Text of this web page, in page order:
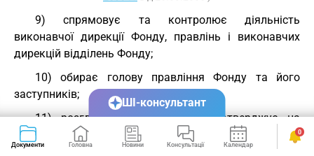
9) спрямовує та контролює діяльність
виконавчої дирекції Фонду, правлінь і виконавчих
дирекцій відділень Фонду;
10) обирає голову правління Фонду та його
заступників;
11) розглядає кандидатури і затверджує на
посадах директора виконавчої дирекції Фонду та
його заступників, а також приймає рішення про їх
Документи Головна Новини Консультації Календар Сервіси
0
ШІ-консультант